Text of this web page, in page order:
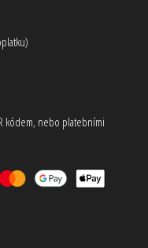
kódem, nebo platebními